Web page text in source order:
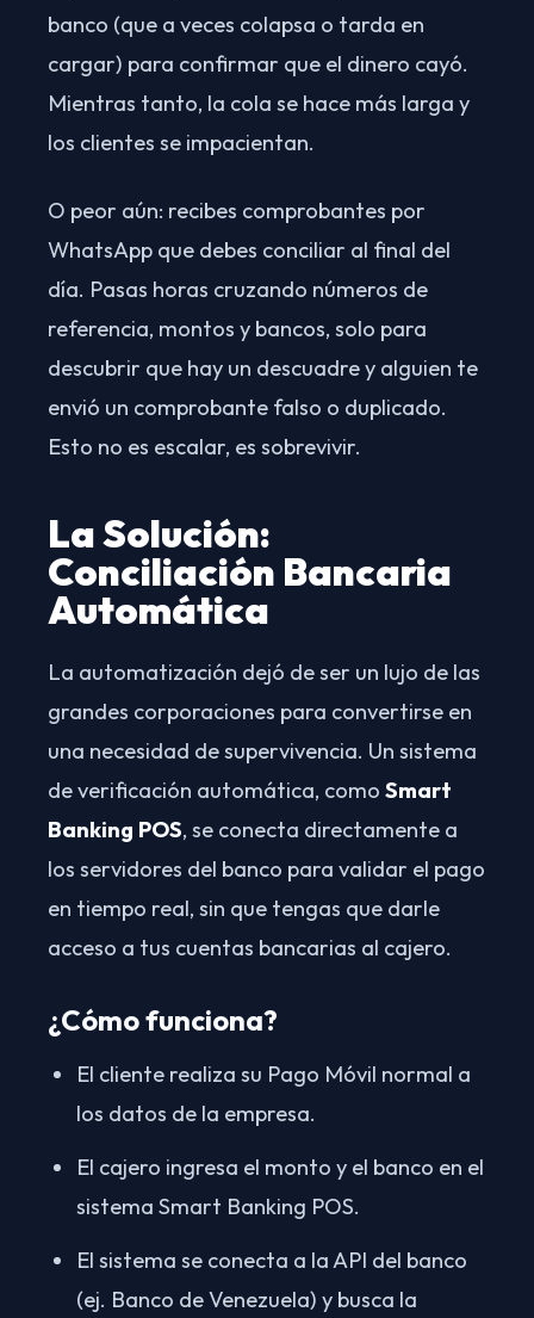
banco (que a veces colapsa o tarda en
cargar) para confirmar que el dinero cayó.
Mientras tanto, la cola se hace más larga y
los clientes se impacientan.
O peor aún: recibes comprobantes por
WhatsApp que debes conciliar al final del
día. Pasas horas cruzando números de
referencia, montos y bancos, solo para
descubrir que hay un descuadre y alguien te
envió un comprobante falso o duplicado.
Esto no es escalar, es sobrevivir.
La Solución:
Conciliación Bancaria
Automática
La automatización dejó de ser un lujo de las
grandes corporaciones para convertirse en
una necesidad de supervivencia. Un sistema
de verificación automática, como Smart
Banking POS, se conecta directamente a
los servidores del banco para validar el pago
en tiempo real, sin que tengas que darle
acceso a tus cuentas bancarias al cajero.
¿Cómo funciona?
El cliente realiza su Pago Móvil normal a
los datos de la empresa.
El cajero ingresa el monto y el banco en el
sistema Smart Banking POS.
El sistema se conecta a la API del banco
(ej. Banco de Venezuela) y busca la